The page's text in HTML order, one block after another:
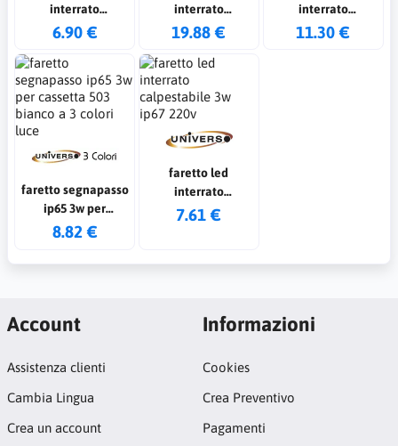
interrato
calpestabile 1.5w
6.90 €
interrato
calpestabile 18w
19.88 €
interrato
calpestabile 7w
11.30 €
faretto segnapasso
ip65 3w per
cassetta 503 bianco
8.82 €
faretto led
interrato
calpestabile 3w
7.61 €
Account
Assistenza clienti
Cambia Lingua
Crea un account
Informazioni
Cookies
Crea Preventivo
Pagamenti